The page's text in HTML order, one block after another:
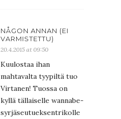
NÅGON ANNAN (EI
VARMISTETTU)
20.4.2015 at 09:50
Kuulostaa ihan
mahtavalta tyypiltä tuo
Virtanen! Tuossa on
kyllä tällaiselle wannabe-
syrjäseutueksentrikolle